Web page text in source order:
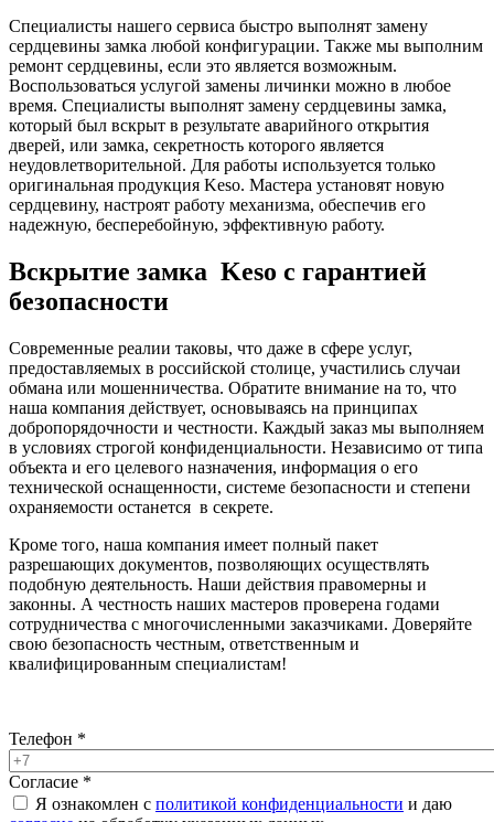
Специалисты нашего сервиса быстро выполнят замену
сердцевины замка любой конфигурации. Также мы выполним
ремонт сердцевины, если это является возможным.
Воспользоваться услугой замены личинки можно в любое
время. Специалисты выполнят замену сердцевины замка,
который был вскрыт в результате аварийного открытия
дверей, или замка, секретность которого является
неудовлетворительной. Для работы используется только
оригинальная продукция Keso. Мастера установят новую
сердцевину, настроят работу механизма, обеспечив его
надежную, бесперебойную, эффективную работу.
Вскрытие замка Keso с гарантией
безопасности
Современные реалии таковы, что даже в сфере услуг,
предоставляемых в российской столице, участились случаи
обмана или мошенничества. Обратите внимание на то, что
наша компания действует, основываясь на принципах
добропорядочности и честности. Каждый заказ мы выполняем
в условиях строгой конфиденциальности. Независимо от типа
объекта и его целевого назначения, информация о его
технической оснащенности, системе безопасности и степени
охраняемости останется в секрете.
Кроме того, наша компания имеет полный пакет
разрешающих документов, позволяющих осуществлять
подобную деятельность. Наши действия правомерны и
законны. А честность наших мастеров проверена годами
сотрудничества с многочисленными заказчиками. Доверяйте
свою безопасность честным, ответственным и
квалифицированным специалистам!
Телефон *
Согласие *
Я ознакомлен с политикой конфиденциальности и даю